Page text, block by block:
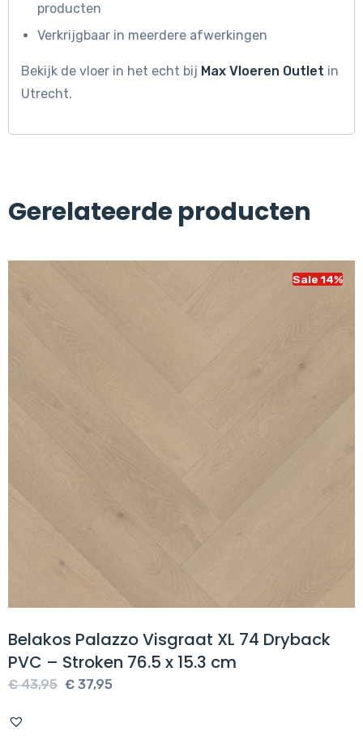
producten
Verkrijgbaar in meerdere afwerkingen
Bekijk de vloer in het echt bij Max Vloeren Outlet in
Utrecht.
Gerelateerde producten
Sale 14%
Belakos Palazzo Visgraat XL 74 Dryback
PVC – Stroken 76.5 x 15.3 cm
€43,95 Oorspronkelijke
€ 37,95